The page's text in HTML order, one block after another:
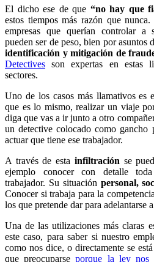
El dicho ese de que “no hay que
estos tiempos más razón que
empresas que querían controlar a
pueden ser de peso, bien por asuntos
identificación y mitigación de
Detectives son expertas en estas
sectores.
Uno de los casos más llamativos es
que es lo mismo, realizar un viaje
diga que vas a ir junto a otro
un detective colocado como gancho
actuar que tiene ese trabajador.
A través de esta infiltración se
ejemplo conocer con detalle
trabajador. Su situación personal,
Conocer si trabaja para la
los que pretende dar para adelantarse
Una de las utilizaciones más claras
este caso, para saber si nuestro
como nos dice, o directamente se
que preocuparse porque la ley nos